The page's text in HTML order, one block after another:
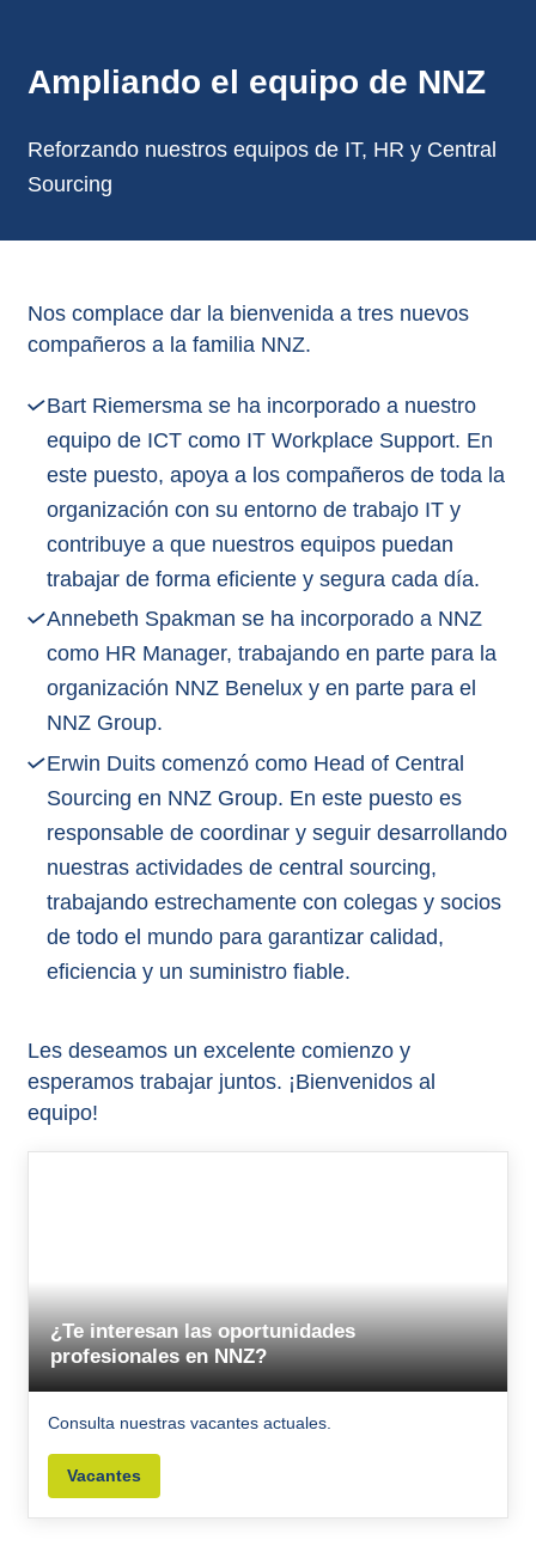
Ampliando el equipo de NNZ
Reforzando nuestros equipos de IT, HR y Central
Sourcing
Nos complace dar la bienvenida a tres nuevos
compañeros a la familia NNZ.
Bart Riemersma se ha incorporado a nuestro
equipo de ICT como IT Workplace Support. En
este puesto, apoya a los compañeros de toda la
organización con su entorno de trabajo IT y
contribuye a que nuestros equipos puedan
trabajar de forma eficiente y segura cada día.
Annebeth Spakman se ha incorporado a NNZ
como HR Manager, trabajando en parte para la
organización NNZ Benelux y en parte para el
NNZ Group.
Erwin Duits comenzó como Head of Central
Sourcing en NNZ Group. En este puesto es
responsable de coordinar y seguir desarrollando
nuestras actividades de central sourcing,
trabajando estrechamente con colegas y socios
de todo el mundo para garantizar calidad,
eficiencia y un suministro fiable.
Les deseamos un excelente comienzo y
esperamos trabajar juntos. ¡Bienvenidos al
equipo!
¿Te interesan las oportunidades
profesionales en NNZ?
Consulta nuestras vacantes actuales.
Vacantes